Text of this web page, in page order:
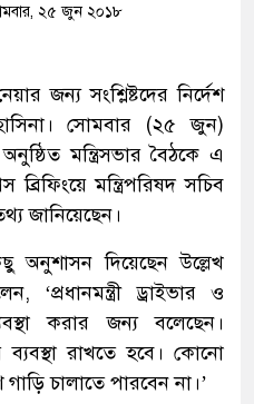
২৫ জুন ২০১৮
জন্য সংশ্লিষ্টদের নির্দেশ
হাসিনা। সোমবার (২৫ জুন)
মন্ত্রিসভার বৈঠকে এ
ব্রিফিংয়ে মন্ত্রিপরিষদ সচিব
জানিয়েছেন।
অনুশাসন দিয়েছেন উল্লেখ
‘প্রধানমন্ত্রী ড্রাইভার ও
করার জন্য বলেছেন।
ব্যবস্থা রাখতে হবে। কোনো
চালাতে পারবেন না।’